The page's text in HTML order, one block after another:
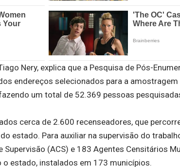
Nery, explica que a Pesquisa de Pós-
endereços selecionados para a amostragem
um total de 52.369 pessoas
cerca de 2.600 recenseadores, que
estado. Para auxiliar na supervisão do
(ACS) e 183 Agentes Censitários
estado, instalados em 173 municípios.